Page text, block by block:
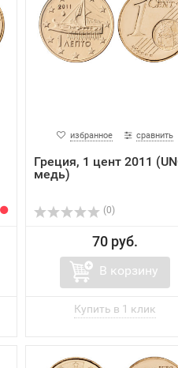
избранное сравнить
Греция, 1 цент 2011
медь)
(0)
70 руб.
В корзину